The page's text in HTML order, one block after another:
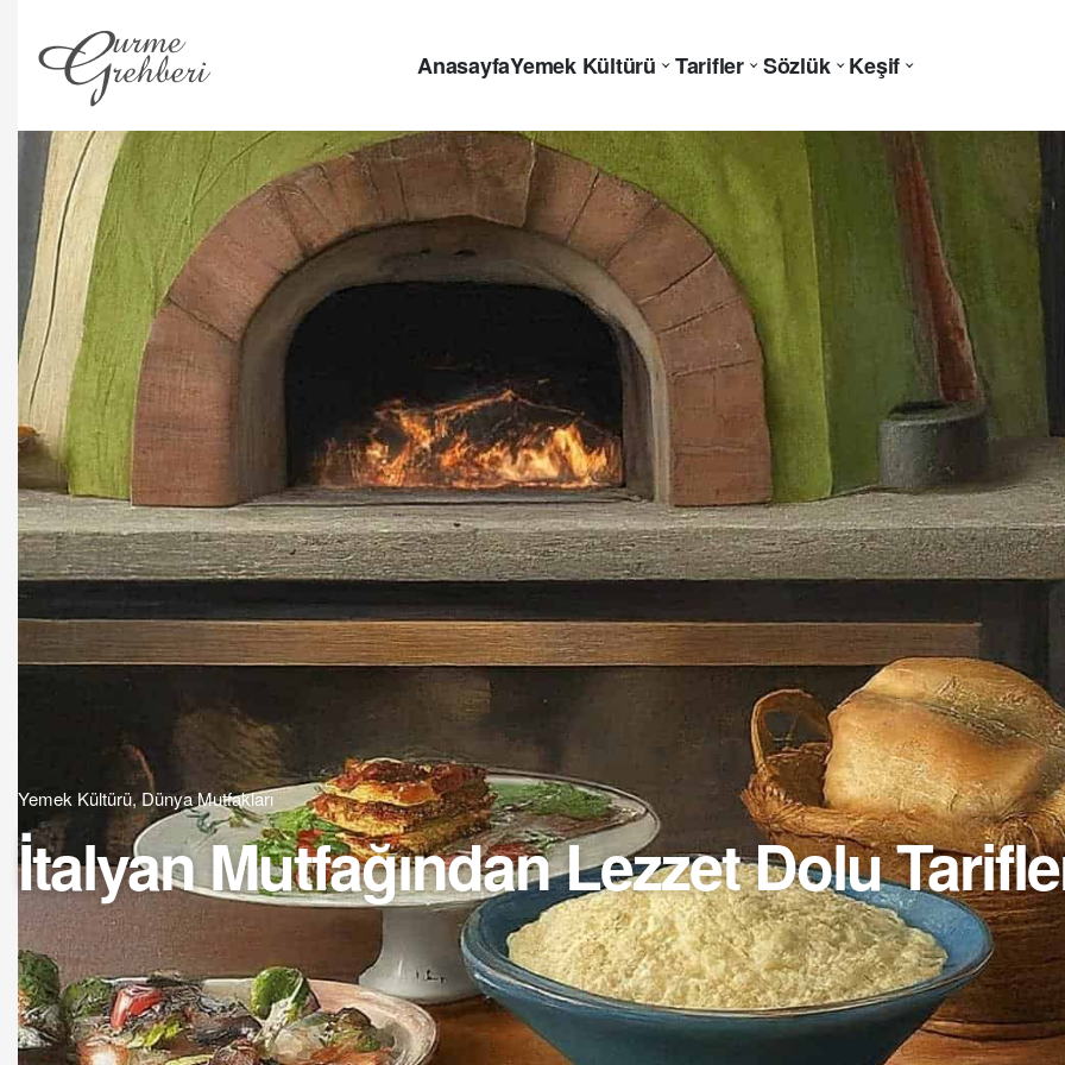
AnasayfaYemek Kültürü Tarifler Sözlük Keşif
Yemek Kültürü,Dünya Mutfakları
İtalyan Mutfağından Lezzet Dolu